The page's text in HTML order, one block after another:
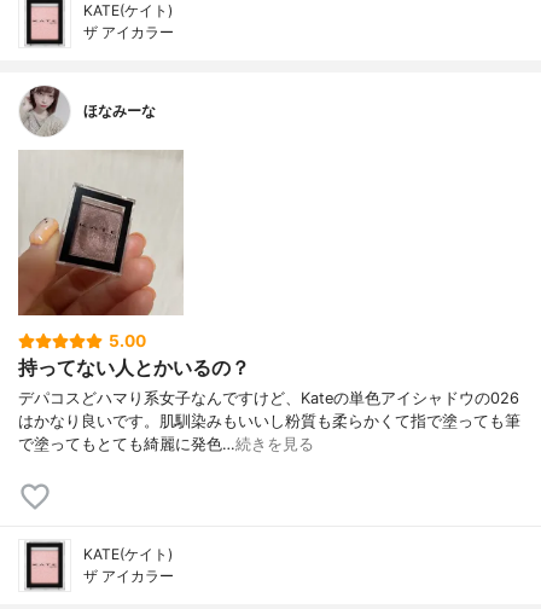
KATE(ケイト)
ザ アイカラー
ほなみーな
5.00
持ってない人とかいるの？
デパコスどハマり系女子なんですけど、Kateの単色アイシャドウの026
はかなり良いです。肌馴染みもいいし粉質も柔らかくて指で塗っても筆
で塗ってもとても綺麗に発色…続きを見る
KATE(ケイト)
ザ アイカラー